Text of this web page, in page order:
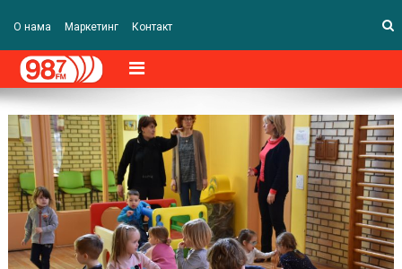
О нама Маркетинг Контакт